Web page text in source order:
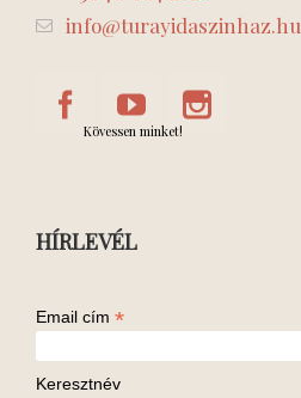
info@turayidaszinhaz.hu
Kövessen minket!
HÍRLEVÉL
Email cím *
Keresztnév